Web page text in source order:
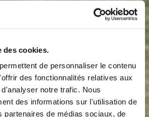
cookies.
de personnaliser le contenu
des fonctionnalités relatives aux
notre trafic. Nous
des informations sur l'utilisation de
partenaires de médias sociaux, de
an der Sauer